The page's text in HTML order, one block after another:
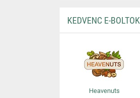
KEDVENC E-BOLTOK
Heavenuts